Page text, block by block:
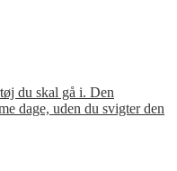
du skal gå i. Den
dage, uden du svigter den